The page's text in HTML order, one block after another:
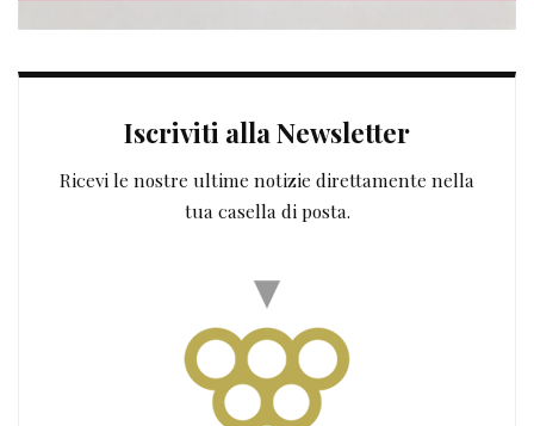
Iscriviti alla Newsletter
Ricevi le nostre ultime notizie direttamente nella
tua casella di posta.